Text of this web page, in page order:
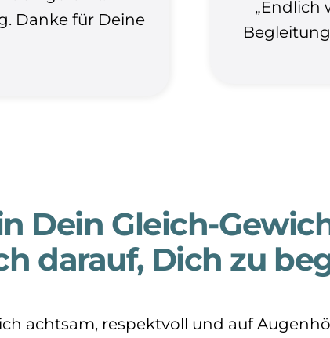
Danke für Deine
„Endlich
Dein Gleich-
darauf, Dich zu
achtsam, respektvoll und auf